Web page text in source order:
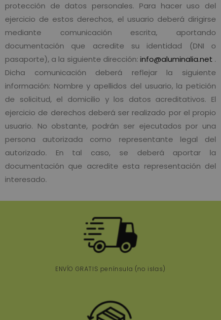
protección de datos personales. Para hacer uso del
ejercicio de estos derechos, el usuario deberá dirigirse
mediante comunicación escrita, aportando
documentación que acredite su identidad (DNI o
pasaporte), a la siguiente dirección: info@aluminalia.net .
Dicha comunicación deberá reflejar la siguiente
información: Nombre y apellidos del usuario, la petición
de solicitud, el domicilio y los datos acreditativos. El
ejercicio de derechos deberá ser realizado por el propio
usuario. No obstante, podrán ser ejecutados por una
persona autorizada como representante legal del
autorizado. En tal caso, se deberá aportar la
documentación que acredite esta representación del
interesado.
ENVÍO GRATIS península (no islas)